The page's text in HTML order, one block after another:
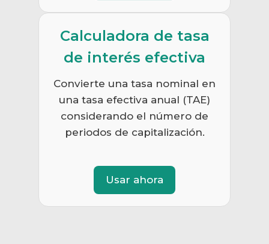
Calculadora de tasa
de interés efectiva
Convierte una tasa nominal en
una tasa efectiva anual (TAE)
considerando el número de
periodos de capitalización.
Usar ahora